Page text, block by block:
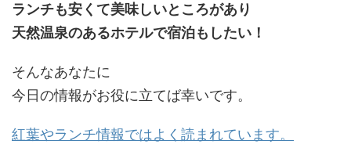
ランチも安くて美味しいところがあり
天然温泉のあるホテルで宿泊もしたい！
そんなあなたに
今日の情報がお役に立てば幸いです。
紅葉やランチ情報ではよく読まれています。